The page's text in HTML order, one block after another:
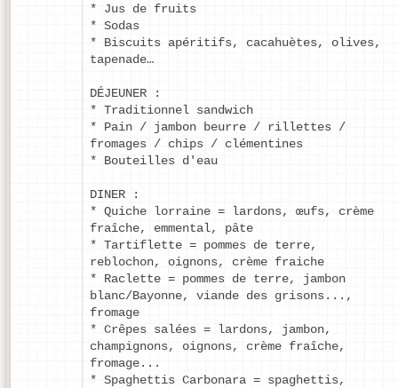
* Jus de fruits
* Sodas
* Biscuits apéritifs, cacahuètes, olives,
tapenade…
DÉJEUNER :
* Traditionnel sandwich
* Pain / jambon beurre / rillettes /
fromages / chips / clémentines
* Bouteilles d'eau
DINER :
* Quiche lorraine = lardons, œufs, crème
fraîche, emmental, pâte
* Tartiflette = pommes de terre,
reblochon, oignons, crème fraiche
* Raclette = pommes de terre, jambon
blanc/Bayonne, viande des grisons...,
fromage
* Crêpes salées = lardons, jambon,
champignons, oignons, crème fraîche,
fromage...
* Spaghettis Carbonara = spaghettis,